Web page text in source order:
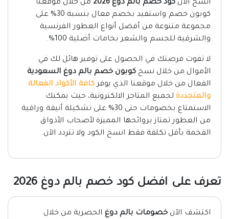
انسخ الآن كود خصم بالم دوغ 2026
من خلال موقعنا
كوبون خصم واستفيد بخصم فعال بنسبة 30% على
مجموعة متنوعة من أفضل أنواع العطور الفرنسية
والشرقية للجسم والشعر بخامات أصلية 100%.
لا تفوت فرصتك في الحصول على توفير هائل لك في
الأموال من خلال نسخ كوبون خصم بالم دوغ السعودية
الفعال من خلال موقعنا الذي يوفركافة الأكواد الفعالة
والمتجددة لجميع المتاجر الالكترونية، حيث يمكنك
الاستمتاع بخصومات حتى 30% على تشكيلة أنيقة وراقية
من العطور تمتاز بروائحها المميزة لأصحاب الأذواق
الفخمة بأقل تكلفة فقط انسخ الكود ولا تتردد الآن.
تعرف على افضل كود خصم بالم دوغ 2026
اكتشف الآن خصومات بالم دوغ الحصرية من خلال